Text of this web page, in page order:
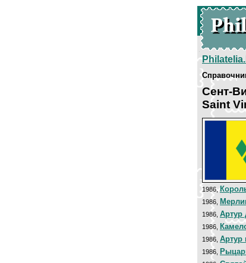
Сент-
Saint
1986,
1986,
1986, Артур
1986,
1986, Артур
1986,